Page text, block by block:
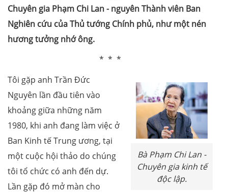
Chuyên gia Phạm Chi Lan - nguyên Thành viên Ban
Nghiên cứu của Thủ tướng Chính phủ, như một nén
hương tưởng nhớ ông.
* * *
Bà Phạm Chi Lan -
Chuyên gia kinh tế
độc lập.
Tôi gặp anh Trần Đức
Nguyên lần đầu tiên vào
khoảng giữa những năm
1980, khi anh đang làm việc ở
Ban Kinh tế Trung ương, tại
một cuộc hội thảo do chúng
tôi tổ chức có anh đến dự.
Lần gặp đó mở màn cho